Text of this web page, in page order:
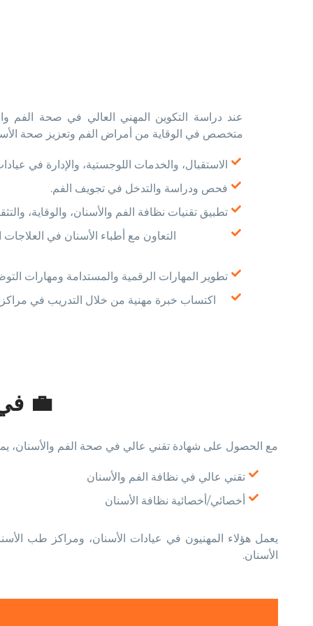
عند دراسة التكوين المهني العالي في صحة الفم
متخصص في الوقاية من أمراض الفم وتعزيز صحة
الاستقبال، والخدمات اللوجستية، والإدارة في
فحص ودراسة والتدخل في تجويف الفم.
تطبيق تقنيات نظافة الفم والأسنان، والوقاية،
التعاون مع أطباء الأسنان في
تطوير المهارات الرقمية والمستدامة ومهارات
💼
مع الحصول على شهادة تقني عالي في صحة الفم والأسنان،
تقني عالي في نظافة الفم والأسنان
أخصائي/أخصائية نظافة الأسنان
يعمل هؤلاء المهنيون في عيادات الأسنان، ومراكز طب
الأسنان.